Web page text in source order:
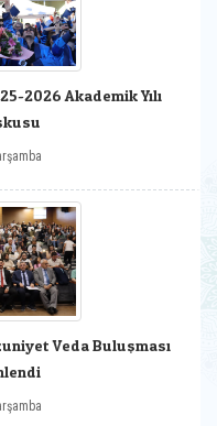
2026 Akademik Yılı
Veda Buluşması